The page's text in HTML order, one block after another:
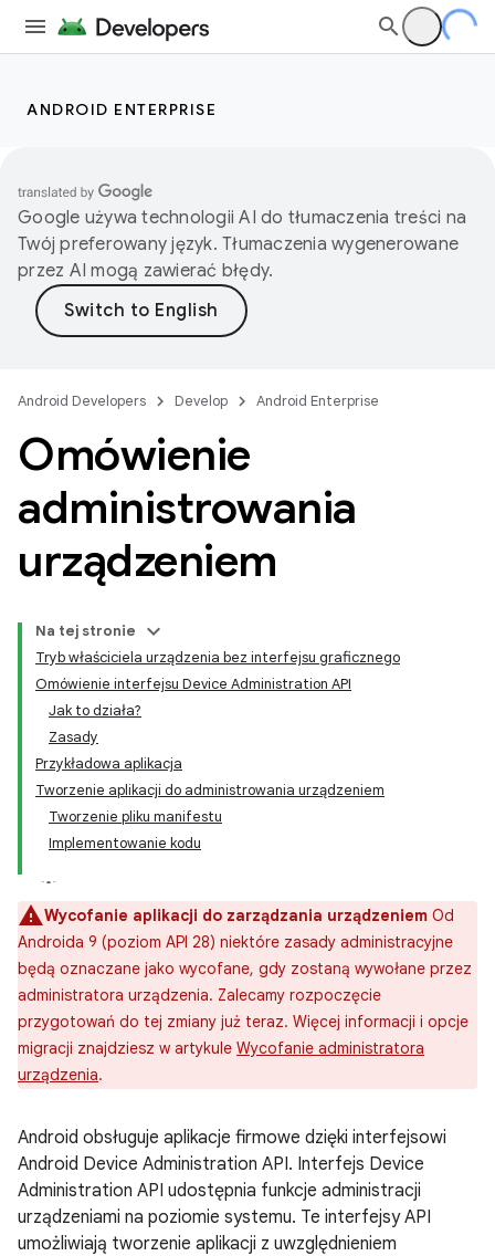
ANDROID ENTERPRISE
Google używa technologii AI do tłumaczenia treści na
Twój preferowany język. Tłumaczenia wygenerowane
przez AI mogą zawierać błędy.
Android Developers Develop Android Enterprise
Omówienie
administrowania
urządzeniem
Na tej stronie
Tryb właściciela urządzenia bez interfejsu graficznego
Omówienie interfejsu Device Administration API
Jak to działa?
Zasady
Przykładowa aplikacja
Tworzenie aplikacji do administrowania urządzeniem
Tworzenie pliku manifestu
Implementowanie kodu
Wycofanie aplikacji do zarządzania urządzeniem Od
Androida 9 (poziom API 28) niektóre zasady administracyjne
będą oznaczane jako wycofane, gdy zostaną wywołane przez
administratora urządzenia. Zalecamy rozpoczęcie
przygotowań do tej zmiany już teraz. Więcej informacji i opcje
migracji znajdziesz w artykule Wycofanie administratora
urządzenia.
Android obsługuje aplikacje firmowe dzięki interfejsowi
Android Device Administration API. Interfejs Device
Administration API udostępnia funkcje administracji
urządzeniami na poziomie systemu. Te interfejsy API
umożliwiają tworzenie aplikacji z uwzględnieniem